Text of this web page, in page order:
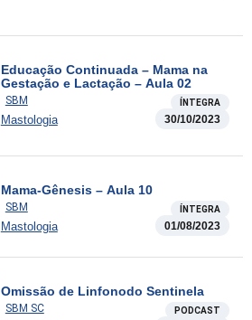
Educação Continuada – Mama na
Gestação e Lactação – Aula 02
SBM ÍNTEGRA
Mastologia 30/10/2023
Mama-Gênesis – Aula 10
SBM ÍNTEGRA
Mastologia 01/08/2023
Omissão de Linfonodo Sentinela
SBM SC PODCAST